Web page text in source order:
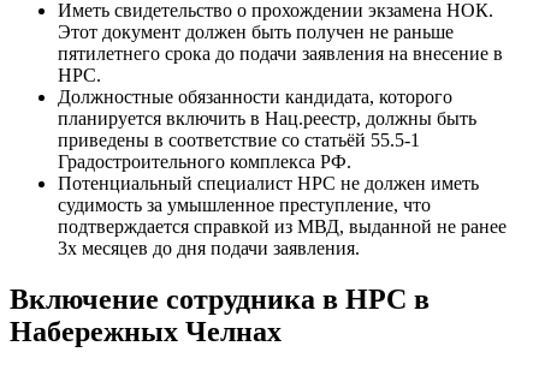
Иметь свидетельство о прохождении экзамена НОК.
Этот документ должен быть получен не раньше
пятилетнего срока до подачи заявления на внесение в
НРС.
Должностные обязанности кандидата, которого
планируется включить в Нац.реестр, должны быть
приведены в соответствие со статьёй 55.5-1
Градостроительного комплекса РФ.
Потенциальный специалист НРС не должен иметь
судимость за умышленное преступление, что
подтверждается справкой из МВД, выданной не ранее
3х месяцев до дня подачи заявления.
Включение сотрудника в НРС в
Набережных Челнах